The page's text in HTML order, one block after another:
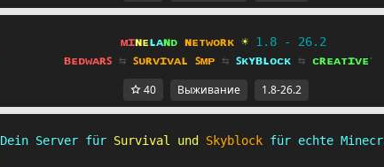
ᴍɪɴᴇʟᴀɴᴅ ɴᴇᴛᴡᴏʀᴋ ☀ 1.8 - 26.2
ʙᴇᴅᴡᴀʀꜱ ⇆ ꜱᴜʀᴠɪᴠᴀʟ ꜱᴍᴘ ⇆ ꜱᴋʏʙʟᴏᴄᴋ ⇆ ᴄʀᴇᴀᴛɪᴠᴇ⁺
40 Выживание 1.8-26.2
Dein Server für Survival und Skyblock für echte